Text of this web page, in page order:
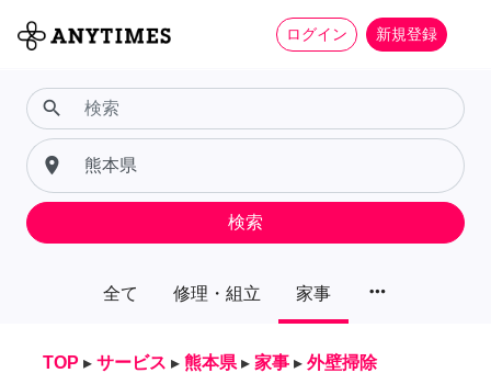
ログイン 新規登録
全て 修理・組立 家事 more_horiz
search
place
検索
TOP ▸ サービス ▸ 熊本県 ▸ 家事 ▸ 外壁掃除